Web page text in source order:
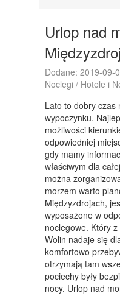
ART.
Urlop nad
Dodane: 2019-09-
Noclegi / Hotele i
Lato to dobry czas
wypoczynku.
możliwości
odpowiedniej
gdy mamy
właściwym dla
można
morzem warto
Międzyzdrojach,
wyposażone w
noclegowe. Który
Wolin nadaje się
komfortowo
otrzymają tam
pociechy były
nocy. Urlop nad